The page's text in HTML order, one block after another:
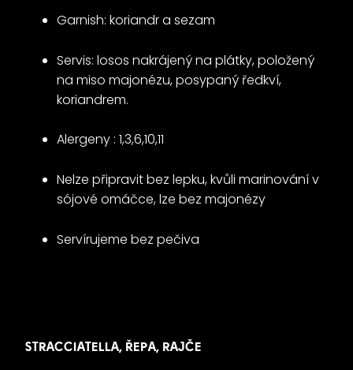
Garnish: koriandr a sezam
Servis: losos nakrájený na plátky, položený
na miso majonézu, posypaný ředkví,
koriandrem.
Alergeny : 1,3,6,10,11
Nelze připravit bez lepku, kvůli marinování v
sójové omáčce, lze bez majonézy
Servírujeme bez pečiva
STRACCIATELLA, ŘEPA, RAJČE